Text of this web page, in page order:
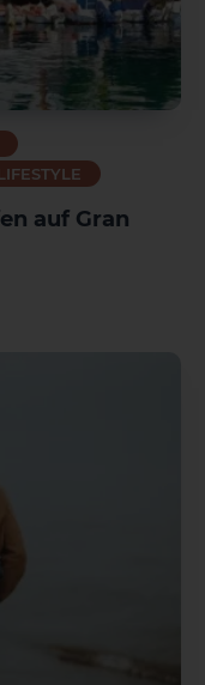
auf Gran